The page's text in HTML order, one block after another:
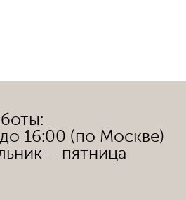
16:00 (по Москве)
– пятница